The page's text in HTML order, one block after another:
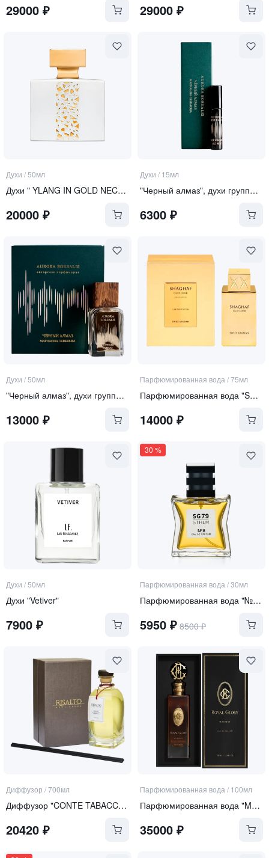
29000 ₽ 29000₽
Духи /50мл
Духи " YLANG IN GOLD NECTAR"
20000 ₽
Духи / 15мл
"Черный алмаз", духи группы "Экстра"
6300₽
Духи /50мл
"Черный алмаз", духи группы "Экстра"
13000 ₽
Парфюмированная вода /75мл
Парфюмированная вода "SHSHAGHAF OUD ELIXIR"
14000₽
Духи /50мл
Духи "Vetiver"
7900 ₽
30 %
Парфюмированная вода /30мл
Парфюмированная вода "№ 8"
5950₽ 8500₽
Диффузор /700мл
Диффузор "CONTE TABACCO" в комплекте с набором палочек (40 CМ)
20420 ₽
Парфюмированная вода / 100мл
Парфюмированная вода "MYSTERY"
35000₽